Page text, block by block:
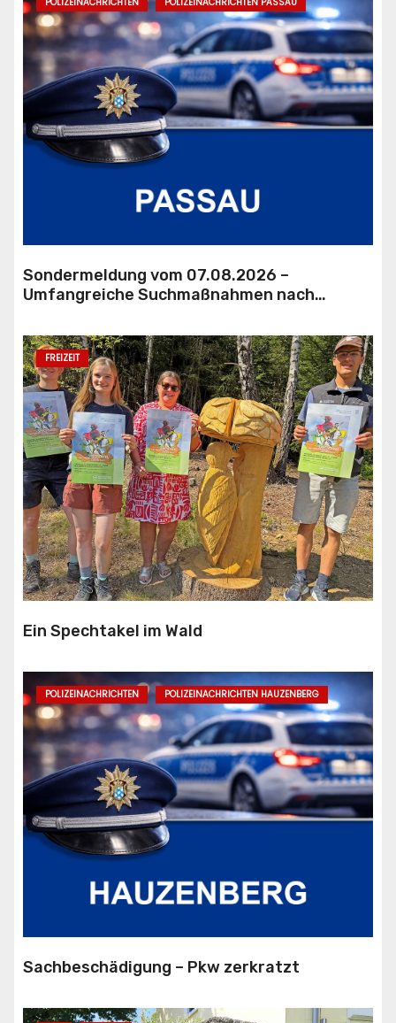
Sondermeldung vom 07.08.2026 –
Umfangreiche Suchmaßnahmen nach
FREIZEIT
Ein Spechtakel im Wald
POLIZEINACHRICHTEN POLIZEINACHRICHTEN HAUZENBERG
Sachbeschädigung – Pkw zerkratzt